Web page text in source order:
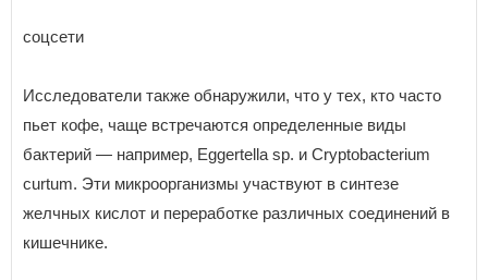
соцсети
Исследователи также обнаружили, что у тех, кто часто
пьет кофе, чаще встречаются определенные виды
бактерий — например, Eggertella sp. и Cryptobacterium
curtum. Эти микроорганизмы участвуют в синтезе
желчных кислот и переработке различных соединений в
кишечнике.